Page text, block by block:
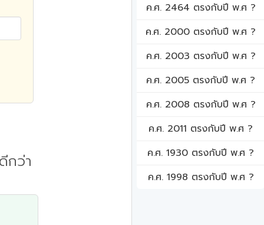
กว่า
ค.ศ. 2464 ตรงกับปี พ.ศ ?
ค.ศ. 2000 ตรงกับปี พ.ศ ?
ค.ศ. 2003 ตรงกับปี พ.ศ ?
ค.ศ. 2005 ตรงกับปี พ.ศ ?
ค.ศ. 2008 ตรงกับปี พ.ศ ?
ค.ศ. 2011 ตรงกับปี พ.ศ ?
ค.ศ. 1930 ตรงกับปี พ.ศ ?
ค.ศ. 1998 ตรงกับปี พ.ศ ?